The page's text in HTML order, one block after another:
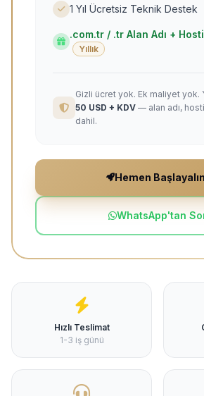
1 Yıl Ücretsiz Teknik Destek
.com.tr / .tr Alan Adı +
Yıllık
Gizli ücret yok. Ek maliyet yok.
50 USD + KDV — alan adı,
dahil.
Hemen
WhatsApp'tan
Hızlı Teslimat
1-3 iş günü